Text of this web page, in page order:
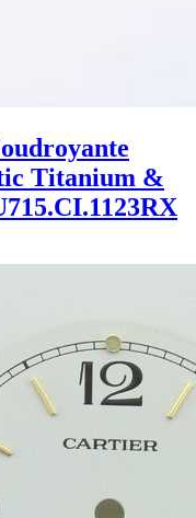
Titanium &